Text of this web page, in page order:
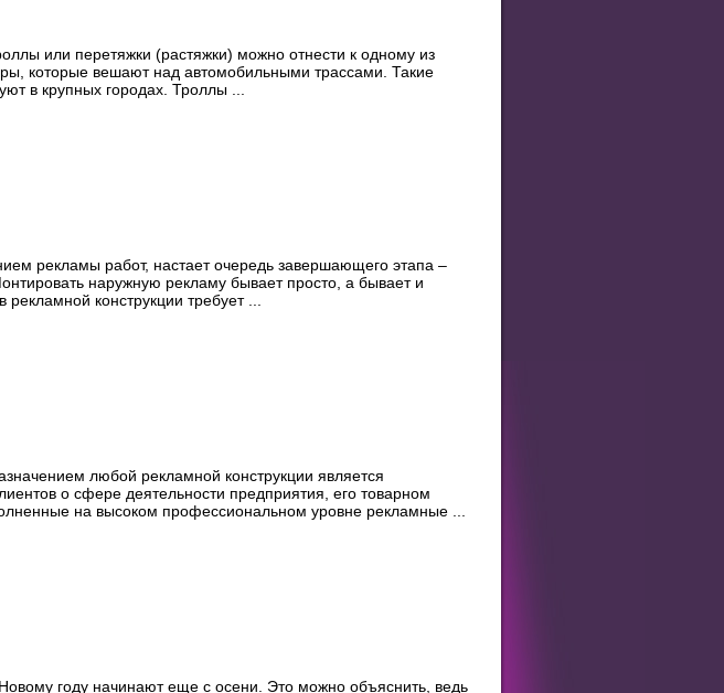
или перетяжки (растяжки) можно отнести к одному из
которые вешают над автомобильными трассами. Такие
в крупных городах. Троллы ...
рекламы работ, настает очередь завершающего этапа –
наружную рекламу бывает просто, а бывает и
конструкции требует ...
любой рекламной конструкции является
о сфере деятельности предприятия, его товарном
на высоком профессиональном уровне рекламные ...
году начинают еще с осени. Это можно объяснить, ведь